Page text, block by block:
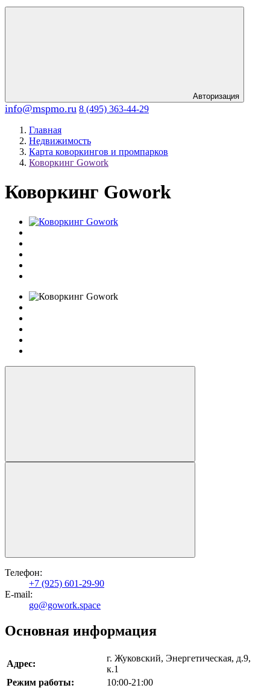
Авторизация
info@mspmo.ru 8 (495) 363-44-29
Главная
Недвижимость
Карта коворкингов и промпарков
Коворкинг Gowork
Коворкинг Gowork
Телефон:
+7 (925) 601-29-90
Е-mail:
go@gowork.space
Основная информация
Адрес:
г. Жуковский, Энергетическая, д.9,
к.1
Режим работы:
10:00-21:00